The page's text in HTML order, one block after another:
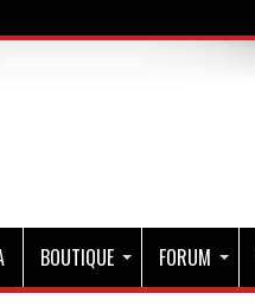
BOUTIQUE FORUM